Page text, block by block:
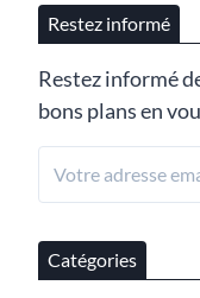
Restez informé
Restez informé
bons plans en
Catégories